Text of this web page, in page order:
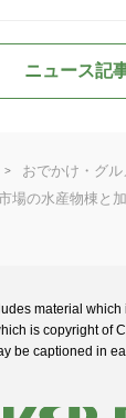
ニュース記
おでかけ・グル
場の水産物棟と
material
is copyright of
be captioned in